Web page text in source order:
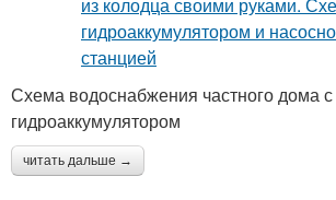
Схема водоснабжения частного дома с
гидроаккумулятором
читать дальше →